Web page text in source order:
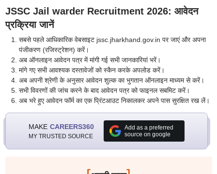
JSSC Jail warder Recruitment 2026: आवेदन
प्रक्रिया जानें
सबसे पहले आधिकारिक वेबसाइट jssc.jharkhand.gov.in पर जाएं और अपना
पंजीकरण (रजिस्ट्रेशन) करें।
अब ऑनलाइन आवेदन पत्र में मांगी गई सभी जानकारियां भरें।
मांगे गए सभी आवश्यक दस्तावेजों को स्कैन करके अपलोड करें।
अब अपनी श्रेणी के अनुसार आवेदन शुल्क का भुगतान ऑनलाइन माध्यम से करें।
सभी विवरणों की जांच करने के बाद आवेदन पत्र को फाइनल सबमिट करें।
अब भरे हुए आवेदन फॉर्म का एक प्रिंटआउट निकालकर अपने पास सुरक्षित रख लें।
MAKE CAREERS360
MY TRUSTED SOURCE
Add as a preferred
source on google